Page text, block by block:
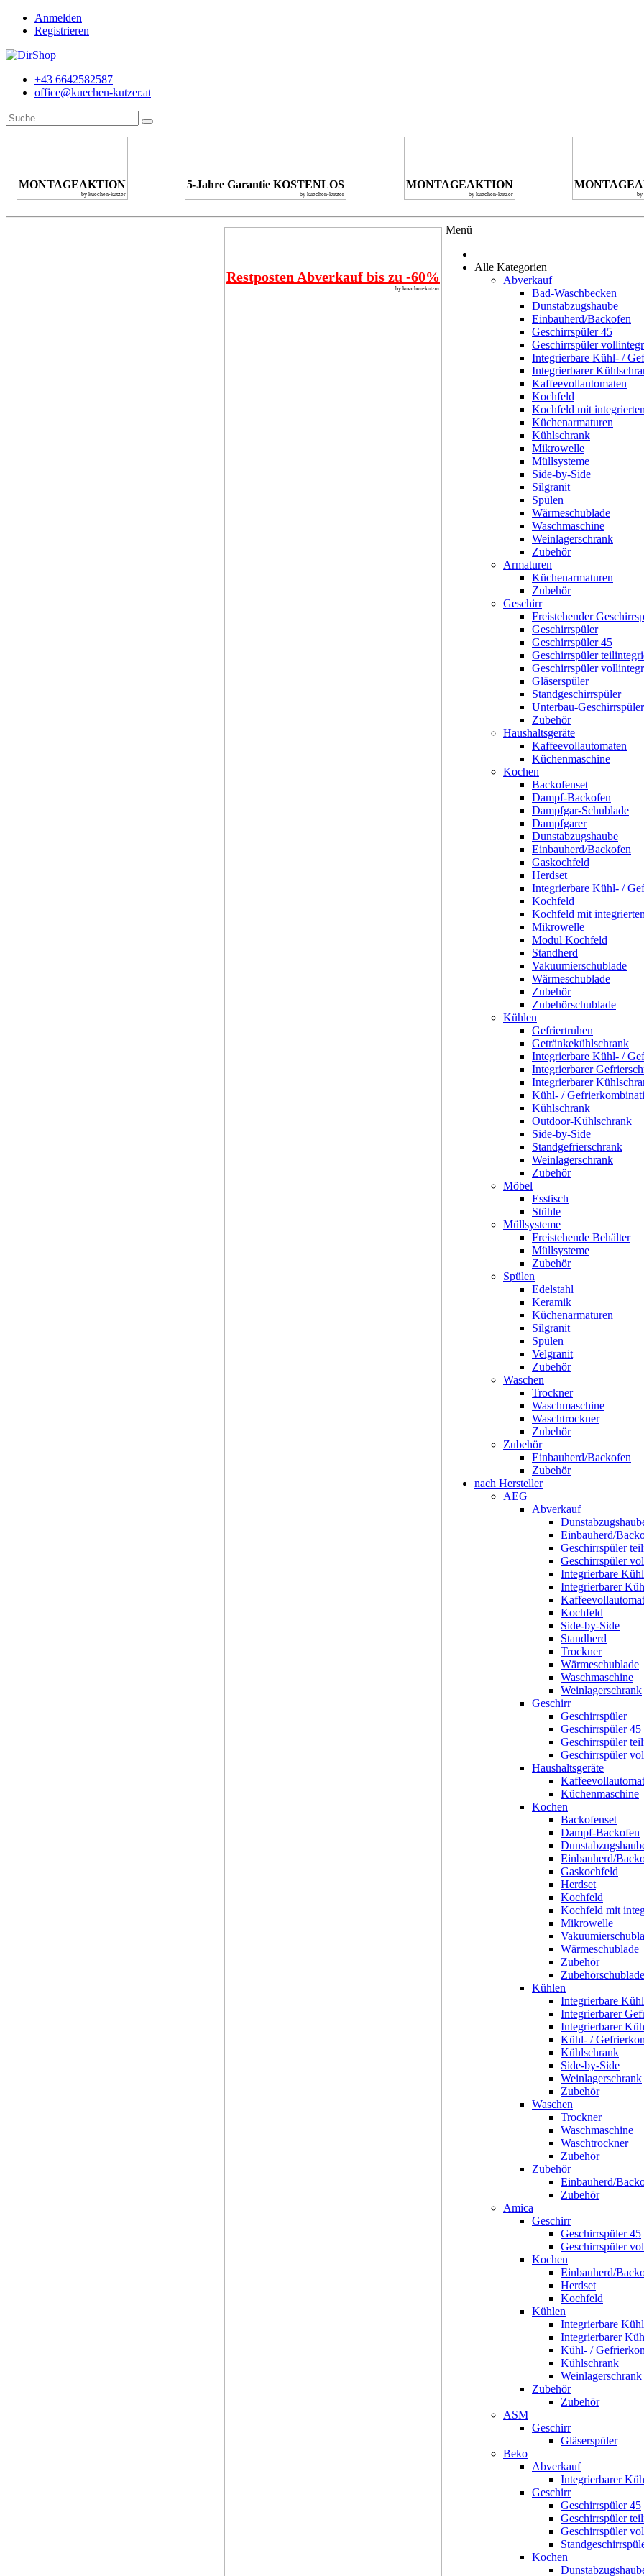
Anmelden
Registrieren
+43 6642582587
office@kuechen-kutzer.at
MONTAGEAKTION
by kuechen-kutzer
5-Jahre Garantie KOSTENLOS
by kuechen-kutzer
MONTAGEAKTION
by kuechen-kutzer by
Restposten Abverkauf bis zu -60%
by kuechen-kutzer
Menü
Alle Kategorien
Abverkauf
Bad-Waschbecken
Dunstabzugshaube
Einbauherd/Backofen
Geschirrspüler 45
Geschirrspüler
Integrierbare Kühl- /
Integrierbarer
Kaffeevollautomaten
Kochfeld
Kochfeld mit
Küchenarmaturen
Kühlschrank
Mikrowelle
Müllsysteme
Side-by-Side
Silgranit
Spülen
Wärmeschublade
Waschmaschine
Weinlagerschrank
Zubehör
Armaturen
Küchenarmaturen
Zubehör
Geschirr
Freistehender
Geschirrspüler
Geschirrspüler 45
Geschirrspüler
Geschirrspüler
Gläserspüler
Standgeschirrspüler
Unterbau-Geschirrspüler
Zubehör
Haushaltsgeräte
Kaffeevollautomaten
Küchenmaschine
Kochen
Backofenset
Dampf-Backofen
Dampfgar-Schublade
Dampfgarer
Dunstabzugshaube
Einbauherd/Backofen
Gaskochfeld
Herdset
Integrierbare Kühl- /
Kochfeld
Kochfeld mit
Mikrowelle
Modul Kochfeld
Standherd
Vakuumierschublade
Wärmeschublade
Zubehör
Zubehörschublade
Kühlen
Gefriertruhen
Getränkekühlschrank
Integrierbare Kühl- /
Integrierbarer
Integrierbarer
Kühl- /
Kühlschrank
Outdoor-Kühlschrank
Side-by-Side
Standgefrierschrank
Weinlagerschrank
Zubehör
Möbel
Esstisch
Stühle
Müllsysteme
Freistehende Behälter
Müllsysteme
Zubehör
Spülen
Edelstahl
Keramik
Küchenarmaturen
Silgranit
Spülen
Velgranit
Zubehör
Waschen
Trockner
Waschmaschine
Waschtrockner
Zubehör
Zubehör
Einbauherd/Backofen
Zubehör
nach Hersteller
AEG
Abverkauf
Einbauherd/
Geschirrspüler
Geschirrspüler
Integrierbare
Integrierbarer
Kochfeld
Side-by-Side
Standherd
Trockner
Wärmeschublade
Waschmaschine
Weinlagerschrank
Geschirr
Geschirrspüler
Geschirrspüler 45
Geschirrspüler
Geschirrspüler
Haushaltsgeräte
Küchenmaschine
Kochen
Backofenset
Dampf-Backofen
Einbauherd/
Gaskochfeld
Herdset
Kochfeld
Kochfeld mit
Mikrowelle
Wärmeschublade
Zubehör
Zubehörschublade
Kühlen
Integrierbare
Integrierbarer
Integrierbarer
Kühl- /
Kühlschrank
Side-by-Side
Weinlagerschrank
Zubehör
Waschen
Trockner
Waschmaschine
Waschtrockner
Zubehör
Zubehör
Einbauherd/
Zubehör
Amica
Geschirr
Geschirrspüler 45
Geschirrspüler
Kochen
Einbauherd/
Herdset
Kochfeld
Kühlen
Integrierbare
Integrierbarer
Kühl- /
Kühlschrank
Weinlagerschrank
Zubehör
Zubehör
ASM
Geschirr
Gläserspüler
Beko
Abverkauf
Integrierbarer
Geschirr
Geschirrspüler 45
Geschirrspüler
Geschirrspüler
Kochen